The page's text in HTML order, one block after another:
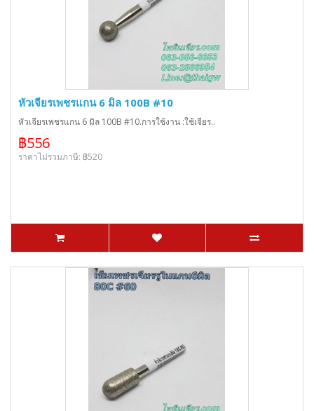
หัวเจียรเพชรแกน 6 มิล 100B #10
หัวเจียรเพชรแกน 6 มิล 100B #10.การใช้งาน :ใช้เจียร..
฿556
ราคาไม่รวมภาษี: ฿520